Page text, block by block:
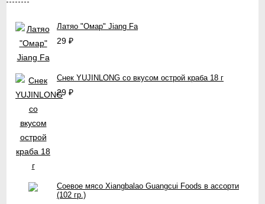
Латяо "Омар" Jiang Fa
29 ₽
Снек YUJINLONG со вкусом острой краба 18 г
29 ₽
Соевое мясо Xiangbalao Guangcui Foods в ассорти
(102 гр.)